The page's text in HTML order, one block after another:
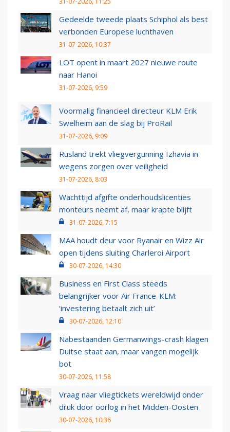
Gedeelde tweede plaats Schiphol als best
verbonden Europese luchthaven
31-07-2026, 10:37
LOT opent in maart 2027 nieuwe route
naar Hanoi
31-07-2026, 9:59
Voormalig financieel directeur KLM Erik
Swelheim aan de slag bij ProRail
31-07-2026, 9:09
Rusland trekt vliegvergunning Izhavia in
wegens zorgen over veiligheid
31-07-2026, 8:03
Wachttijd afgifte onderhoudslicenties
monteurs neemt af, maar krapte blijft
31-07-2026, 7:15
MAA houdt deur voor Ryanair en Wizz Air
open tijdens sluiting Charleroi Airport
30-07-2026, 14:30
Business en First Class steeds
belangrijker voor Air France-KLM:
‘investering betaalt zich uit’
30-07-2026, 12:10
Nabestaanden Germanwings-crash klagen
Duitse staat aan, maar vangen mogelijk
bot
30-07-2026, 11:58
Vraag naar vliegtickets wereldwijd onder
druk door oorlog in het Midden-Oosten
30-07-2026, 10:36